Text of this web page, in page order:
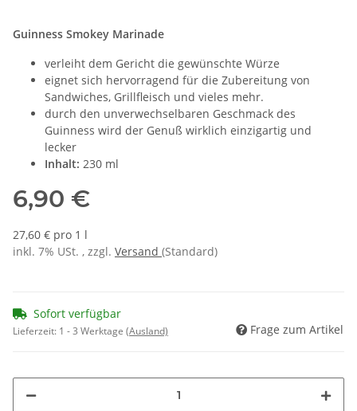
Guinness Smokey Marinade
verleiht dem Gericht die gewünschte Würze
eignet sich hervorragend für die Zubereitung von
Sandwiches, Grillfleisch und vieles mehr.
durch den unverwechselbaren Geschmack des
Guinness wird der Genuß wirklich einzigartig und
lecker
Inhalt: 230 ml
6,90 €
27,60 € pro 1 l
inkl. 7% USt. , zzgl. Versand (Standard)
Sofort verfügbar
Lieferzeit: 1 - 3 Werktage (Ausland) Frage zum Artikel